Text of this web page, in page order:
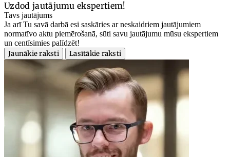
Uzdod jautājumu ekspertiem!
Tavs jautājums
Ja arī Tu savā darbā esi saskāries ar neskaidriem jautājumiem
normatīvo aktu piemērošanā, sūti savu jautājumu mūsu ekspertiem
un centīsimies palīdzēt!
Jaunākie raksti
Lasītākie raksti